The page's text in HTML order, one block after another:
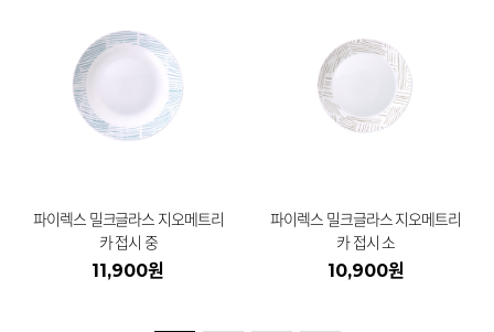
파이렉스 밀크글라스 지오메트리
카 접시 중
11,900원
파이렉스 밀크글라스 지오메트리
카 접시 소
10,900원